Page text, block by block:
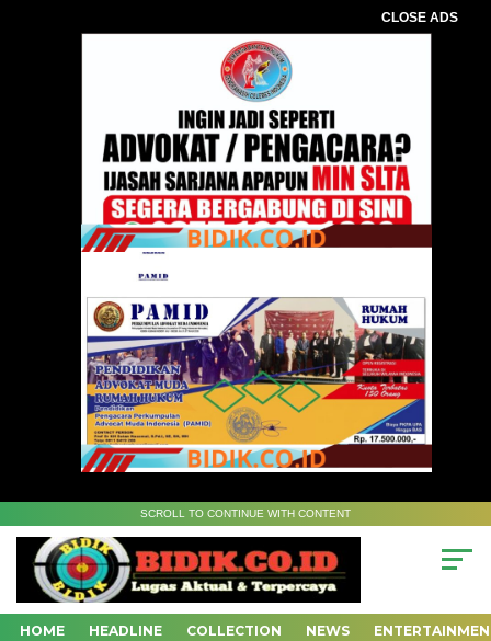
CLOSE ADS
SCROLL TO CONTINUE WITH CONTENT
HOME HEADLINE COLLECTION NEWS